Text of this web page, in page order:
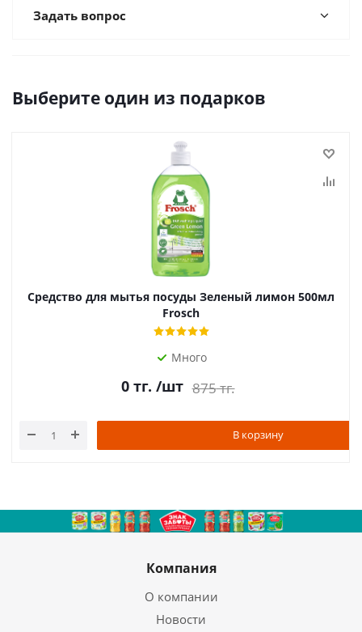
Задать вопрос
Выберите один из подарков
Средство для мытья посуды Зеленый лимон 500мл
Frosch
Много
0тг. /шт 875тг.
В корзину
Компания
О компании
Новости